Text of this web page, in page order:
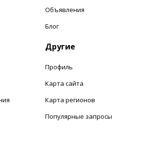
Объявления
Блог
Другие
Профиль
Карта сайта
Карта регионов
Популярные запросы